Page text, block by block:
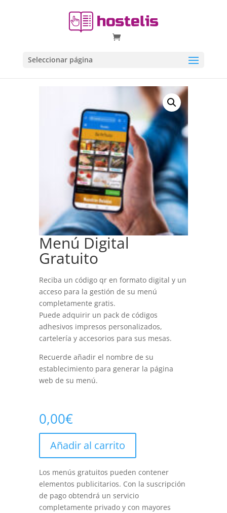
Seleccionar página
Menú Digital
Gratuito
Reciba un código qr en formato digital y un
acceso para la gestión de su menú
completamente gratis.
Puede adquirir un pack de códigos
adhesivos impresos personalizados,
cartelería y accesorios para sus mesas.
Recuerde añadir el nombre de su
establecimiento para generar la página
web de su menú.
0,00€
Añadir al carrito
Los menús gratuitos pueden contener
elementos publicitarios. Con la suscripción
de pago obtendrá un servicio
completamente privado y con mayores